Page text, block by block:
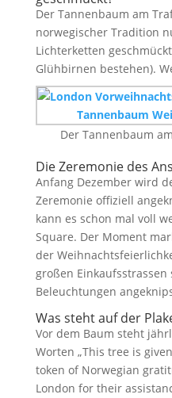
Der Tannenbaum am
norwegischer Tradition
Lichterketten
Glühbirnen bestehen).
Der Tannenbaum
Die Zeremonie des
Anfang Dezember wird
Zeremonie offiziell
kann es schon mal voll
Square. Der Moment
der
großen
Beleuchtungen
Was steht auf der
Vor dem Baum steht
Worten „This tree is
token of Norwegian
London for their